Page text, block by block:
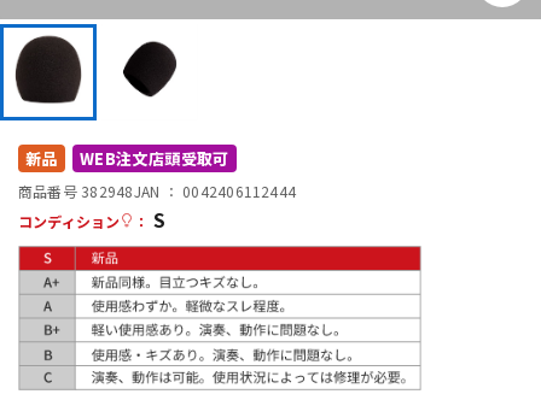
DTM オンライン納品
配信/ライブ機器
中古 ヴィンテージ
新品 WEB注文店頭受取可
商品番号 382948JAN ： 0042406112444
コンディション
： S